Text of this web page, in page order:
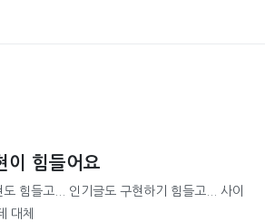
이 힘들어요
힘들고... 인기글도 구현하기 힘들고... 사이
대체